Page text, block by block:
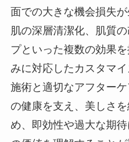
面での大きな機会損失
肌の深層清潔化、肌質
プといった複数の効果
みに対応したカスタマ
施術と適切なアフター
の健康を支え、美しさ
め、即効性や過大な期